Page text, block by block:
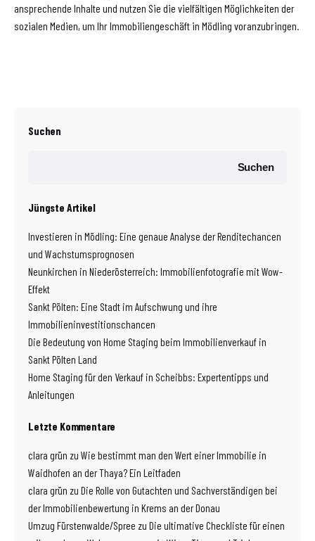
ansprechende Inhalte und nutzen Sie die vielfältigen Möglichkeiten der
sozialen Medien, um Ihr Immobiliengeschäft in Mödling voranzubringen.
Suchen
Suchen
Jüngste Artikel
Investieren in Mödling: Eine genaue Analyse der Renditechancen
und Wachstumsprognosen
Neunkirchen in Niederösterreich: Immobilienfotografie mit Wow-
Effekt
Sankt Pölten: Eine Stadt im Aufschwung und ihre
Immobilieninvestitionschancen
Die Bedeutung von Home Staging beim Immobilienverkauf in
Sankt Pölten Land
Home Staging für den Verkauf in Scheibbs: Expertentipps und
Anleitungen
Letzte Kommentare
clara grün zu Wie bestimmt man den Wert einer Immobilie in
Waidhofen an der Thaya? Ein Leitfaden
clara grün zu Die Rolle von Gutachten und Sachverständigen bei
der Immobilienbewertung in Krems an der Donau
Umzug Fürstenwalde/Spree zu Die ultimative Checkliste für einen